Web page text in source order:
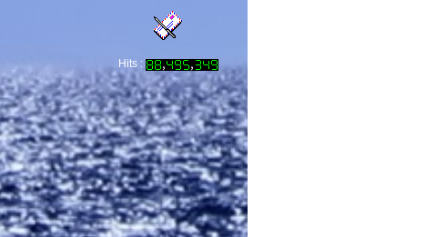
Hits :